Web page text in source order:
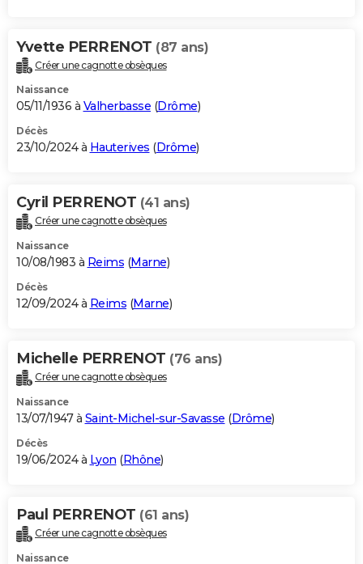
Yvette PERRENOT (87 ans)
Créer une cagnotte obsèques
Naissance
05/11/1936 à Valherbasse (Drôme)
Décès
23/10/2024 à Hauterives (Drôme)
Cyril PERRENOT (41 ans)
Créer une cagnotte obsèques
Naissance
10/08/1983 à Reims (Marne)
Décès
12/09/2024 à Reims (Marne)
Michelle PERRENOT (76 ans)
Créer une cagnotte obsèques
Naissance
13/07/1947 à Saint-Michel-sur-Savasse (Drôme)
Décès
19/06/2024 à Lyon (Rhône)
Paul PERRENOT (61 ans)
Créer une cagnotte obsèques
Naissance